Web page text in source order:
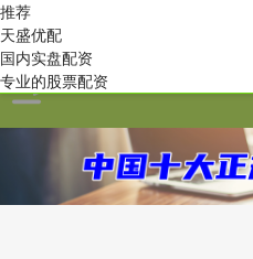
推荐
天盛优配
国内实盘配资
专业的股票配资